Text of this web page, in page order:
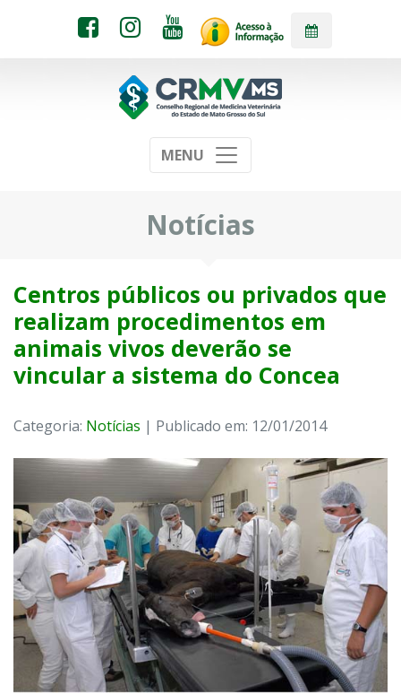
MENU
Notícias
Centros públicos ou privados que
realizam procedimentos em
animais vivos deverão se
vincular a sistema do Concea
Categoria: Notícias | Publicado em: 12/01/2014